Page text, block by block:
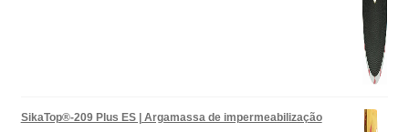
SikaTop®-209 Plus ES | Argamassa de impermeabilização